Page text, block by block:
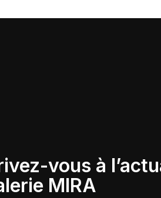
vous à
MIRA